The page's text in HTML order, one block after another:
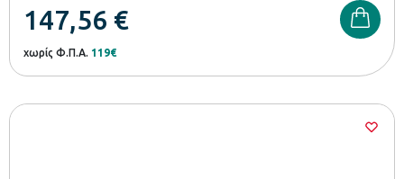
147,56 €
χωρίς Φ.Π.Α. 119€